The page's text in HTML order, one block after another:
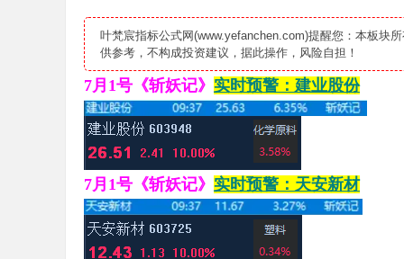
叶梵宸指标公式网(www.yefanchen.com)提醒您：本板块
供参考，不构成投资建议，据此操作，风险自担！
7月1号《斩妖记》 实时预警：建业股份
7月1号《斩妖记》 实时预警：天安新材